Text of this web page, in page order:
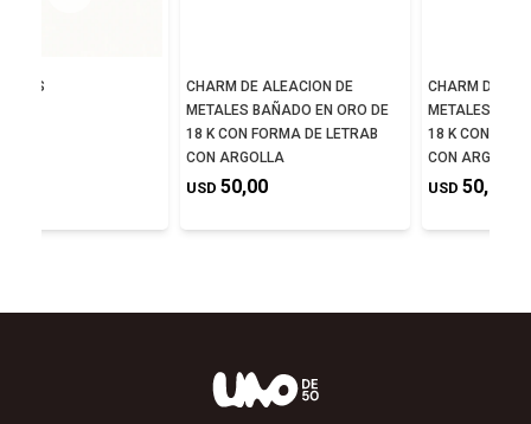
C´S
CHARM DE ALEACION DE
METALES BAÑADO EN ORO DE
18 K CON FORMA DE LETRAB
CON ARGOLLA
USD 50,00
CHARM DE
METALES
18 K CON
CON ARGOLLA
USD 50,00